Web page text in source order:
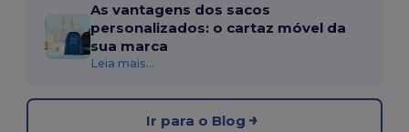
As vantagens dos sacos
personalizados: o cartaz móvel da
sua marca
Leia mais...
Ir para o Blog